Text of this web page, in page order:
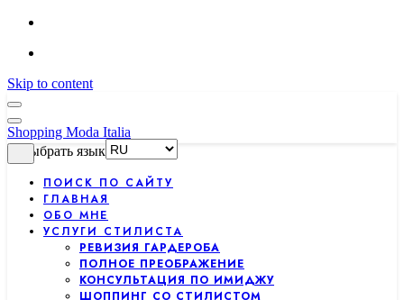
Skip to content
Shopping Moda Italia
Выбрать язык
ПОИСК ПО САЙТУ
ГЛАВНАЯ
ОБО МНЕ
УСЛУГИ СТИЛИСТА
РЕВИЗИЯ ГАРДЕРОБА
ПОЛНОЕ ПРЕОБРАЖЕНИЕ
КОНСУЛЬТАЦИЯ ПО ИМИДЖУ
ШОППИНГ СО СТИЛИСТОМ